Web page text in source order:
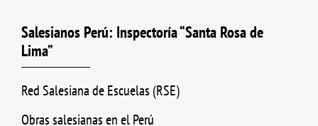
Salesianos Perú: Inspectoría “Santa Rosa de
Lima”
Red Salesiana de Escuelas (RSE)
Obras salesianas en el Perú